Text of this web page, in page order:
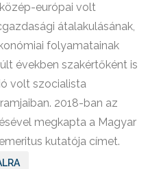
európai volt
átalakulásának,
folyamatainak
években szakértőként is
volt szocialista
2018-ban az
megkapta a Magyar
kutatója címet.